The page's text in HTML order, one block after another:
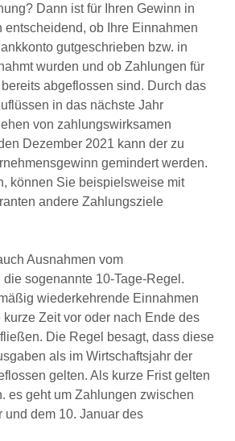
Dann ist für Ihren Gewinn in
entscheidend, ob Ihre Einnahmen
gutgeschrieben bzw. in
wurden und ob Zahlungen für
abgeflossen sind. Durch das
in das nächste Jahr
von zahlungswirksamen
Dezember 2021 kann der zu
gemindert werden.
können Sie beispielsweise mit
andere Zahlungsziele
Ausnahmen vom
sogenannte 10-Tage-Regel.
wiederkehrende Einnahmen
Zeit vor oder nach Ende des
Die Regel besagt, dass diese
als im Wirtschaftsjahr der
gelten. Als kurze Frist gelten
es geht um Zahlungen zwischen
und dem 10. Januar des